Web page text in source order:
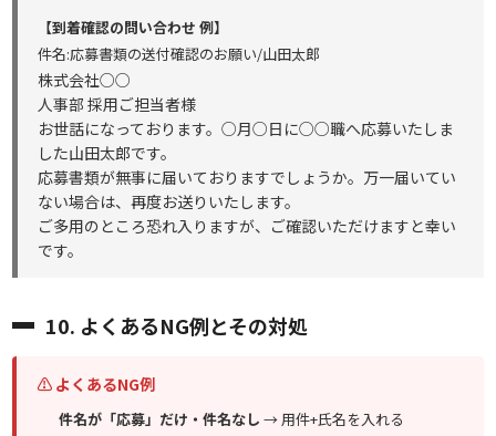
【到着確認の問い合わせ 例】
件名:応募書類の送付確認のお願い/山田太郎
株式会社○○
人事部 採用ご担当者様
お世話になっております。○月○日に○○職へ応募いたしま
した山田太郎です。
応募書類が無事に届いておりますでしょうか。万一届いてい
ない場合は、再度お送りいたします。
ご多用のところ恐れ入りますが、ご確認いただけますと幸い
です。
10. よくあるNG例とその対処
⚠ よくあるNG例
件名が「応募」だけ・件名なし → 用件+氏名を入れる